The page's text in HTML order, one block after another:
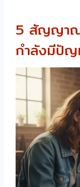
5 สัญญาณ
กำลังมีปัญ